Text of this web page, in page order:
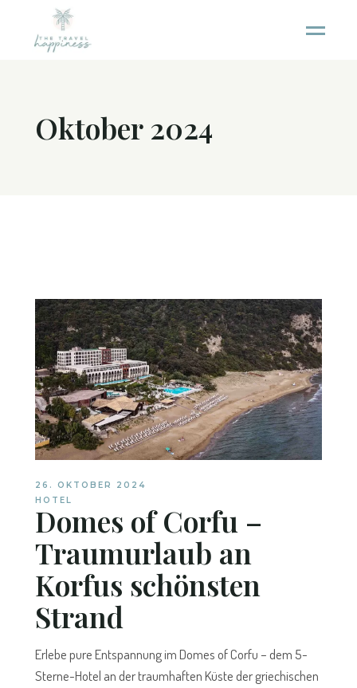
Oktober 2024
26. OKTOBER 2024
HOTEL
Domes of Corfu –
Traumurlaub an
Korfus schönsten
Strand
Erlebe pure Entspannung im Domes of Corfu – dem 5-
Sterne-Hotel an der traumhaften Küste der griechischen